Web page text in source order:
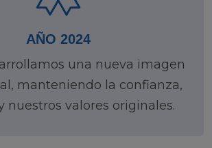
AÑO 2024
una nueva imagen
manteniendo la confianza,
nuestros valores originales.